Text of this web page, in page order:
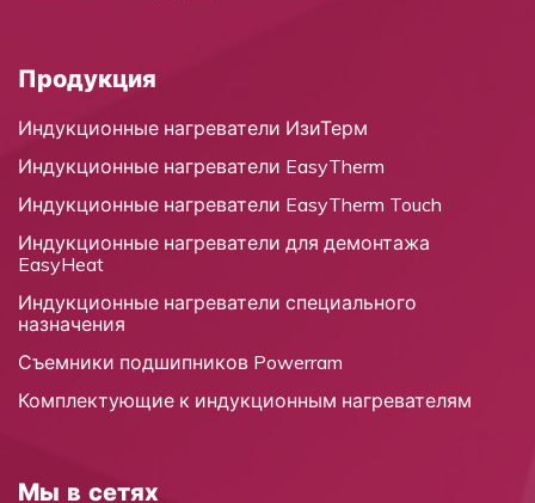
Продукция
Индукционные нагреватели ИзиТерм
Индукционные нагреватели EasyTherm
Индукционные нагреватели EasyTherm Touch
Индукционные нагреватели для демонтажа
EasyHeat
Индукционные нагреватели специального
назначения
Съемники подшипников Powerram
Комплектующие к индукционным нагревателям
Мы в сетях